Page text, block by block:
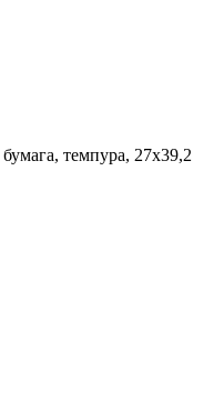
бумага, темпура, 27х39,2